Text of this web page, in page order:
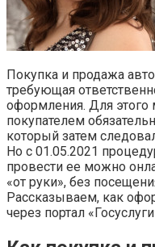
Покупка и продажа
требующая
оформления. Для
покупателем
который затем
Но с 01.05.2021
провести ее можно
«от руки», без
Рассказываем, как
через портал